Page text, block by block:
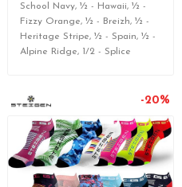
School Navy, ½ - Hawaii, ½ -
Fizzy Orange, ½ - Breizh, ½ -
Heritage Stripe, ½ - Spain, ½ -
Alpine Ridge, 1/2 - Splice
-20%